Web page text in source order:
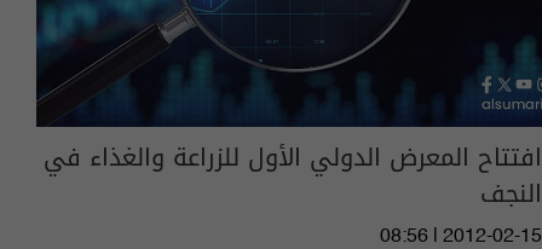
افتتاح المعرض الدولي الأول للزراعة والغذاء في
النجف
08:56 | 2012-02-15